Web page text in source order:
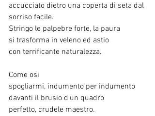
accucciato dietro una coperta di seta dal
sorriso facile.
Stringo le palpebre forte, la paura
si trasforma in veleno ed astio
con terrificante naturalezza.
Come osi
spogliarmi, indumento per indumento
davanti il brusio d'un quadro
perfetto, crudele maestro.